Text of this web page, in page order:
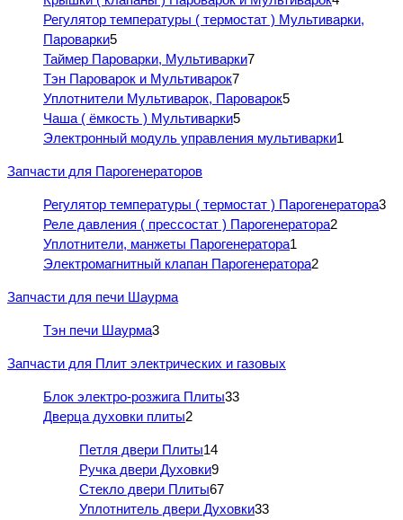
Регулятор температуры ( термостат ) Мультиварки,
Пароварки5
Таймер Пароварки, Мультиварки7
Тэн Пароварок и Мультиварок7
Уплотнители Мультиварок, Пароварок5
Чаша ( ёмкость ) Мультиварки5
Электронный модуль управления мультиварки1
Запчасти для Парогенераторов
Регулятор температуры ( термостат ) Парогенератора3
Реле давления ( прессостат ) Парогенератора2
Уплотнители, манжеты Парогенератора1
Электромагнитный клапан Парогенератора2
Запчасти для печи Шаурма
Тэн печи Шаурма3
Запчасти для Плит электрических и газовых
Блок электро-розжига Плиты33
Дверца духовки плиты2
Петля двери Плиты14
Ручка двери Духовки9
Стекло двери Плиты67
Уплотнитель двери Духовки33